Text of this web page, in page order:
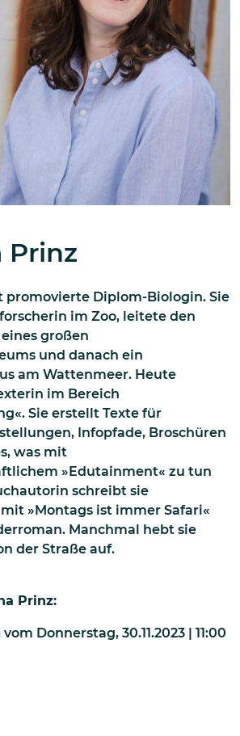
Prinz
promovierte Diplom-Biologin. Sie
im Zoo, leitete den
großen
und danach ein
am Wattenmeer. Heute
im Bereich
Sie erstellt Texte für
Infopfade, Broschüren
was mit
»Edutainment« zu tun
schreibt sie
»Montags ist immer Safari«
Manchmal hebt sie
der Straße auf.
Prinz:
vom Donnerstag, 30.11.2023 | 11:00